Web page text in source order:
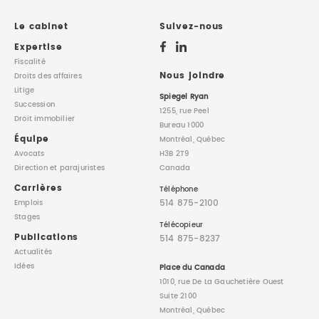
PROPRIÉTÉ INTELLECTUELLE
DROIT DE LA FAMILLE
Le cabinet
Expertise
Fiscalité
Droits des affaires
Litige
Succession
Droit immobilier
Équipe
Avocats
Directionet parajuristes
Carrières
Emplois
Stages
Publications
Actualités
Idées
Suivez-nous
Nous joindre
Spiegel Ryan
1255, rue Peel
Bureau 1000
Montréal, Québec
H3B 2T9
Canada
Téléphone
514 875-2100
Télécopieur
514 875-8237
Place du Canada
1010, rue De La Gauchetière Ouest
Suite 2100
Montréal, Québec